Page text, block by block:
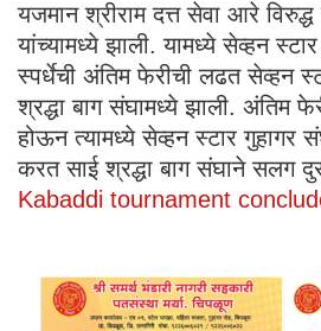
यजमान श्रीराम दत्त सेवा आरे
यांच्यामध्ये झाली. यामध्ये सेव्हन
स्पर्धेची अंतिम फेरीची लढत सेव्हन
श्रद्धा बाग संघामध्ये झाली. अंतिम
होऊन त्यामध्ये सेव्हन स्टार गुहागर
करत साई श्रद्धा बाग संघाने सलग
Kabaddi tournament